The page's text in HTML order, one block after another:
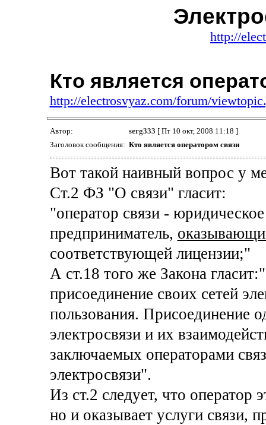
http://
Кто является
http://electrosvyaz.com/forum/
Автор: serg333 [ Пт 10 окт, 2008 11:18 ]
Заголовок сообщения: Кто является оператором связи
Вот такой наивный вопрос у
Ст.2 ФЗ "О связи" гласит:
"оператор связи -
предприниматель,
соответствующей лицензии;"
А ст.18 того же Закона
присоединение своих сетей
пользования. Присоединение
электросвязи и их
заключаемых операторами
электросвязи".
Из ст.2 следует, что оператор
но и оказывает услуги связи,